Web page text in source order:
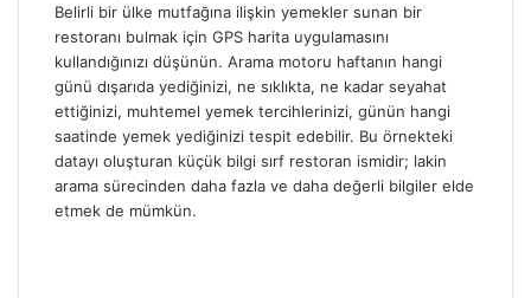
Belirli bir ülke mutfağına ilişkin yemekler sunan bir
restoranı bulmak için GPS harita uygulamasını
kullandığınızı düşünün. Arama motoru haftanın hangi
günü dışarıda yediğinizi, ne sıklıkta, ne kadar seyahat
ettiğinizi, muhtemel yemek tercihlerinizi, günün hangi
saatinde yemek yediğinizi tespit edebilir. Bu örnekteki
datayı oluşturan küçük bilgi sırf restoran ismidir; lakin
arama sürecinden daha fazla ve daha değerli bilgiler elde
etmek de mümkün.